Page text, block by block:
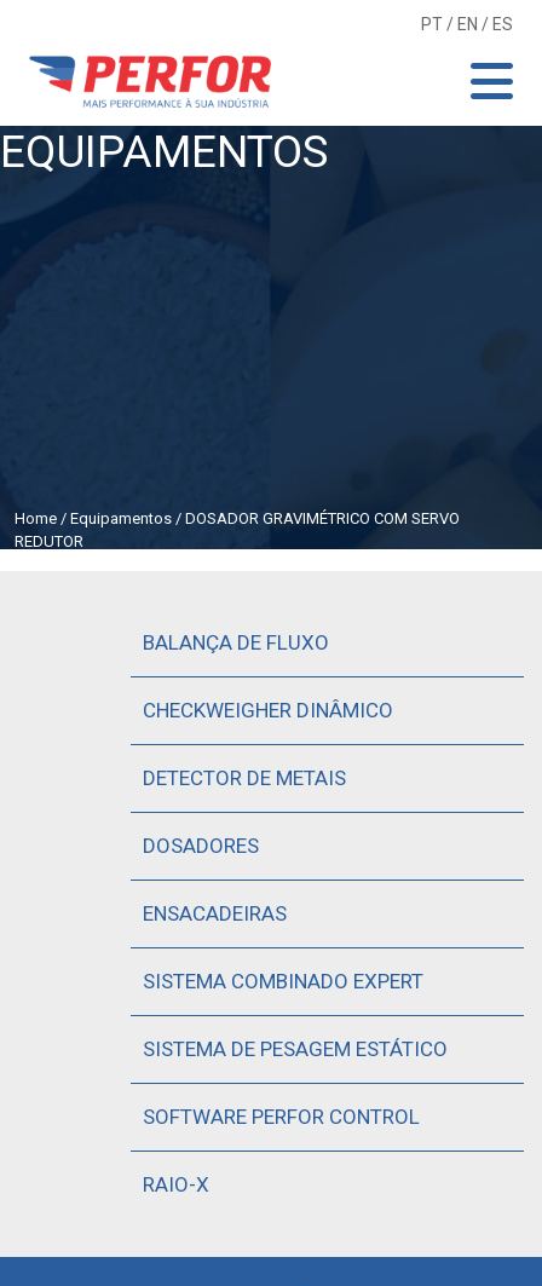
PT/ EN / ES
EQUIPAMENTOS
Home / Equipamentos / DOSADOR GRAVIMÉTRICO COM SERVO
REDUTOR
BALANÇA DE FLUXO
CHECKWEIGHER DINÂMICO
DETECTOR DE METAIS
DOSADORES
ENSACADEIRAS
SISTEMA COMBINADO EXPERT
SISTEMA DE PESAGEM ESTÁTICO
SOFTWARE PERFOR CONTROL
RAIO-X